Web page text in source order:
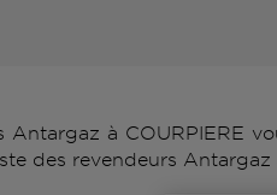
Antargaz à COURPIERE
des revendeurs